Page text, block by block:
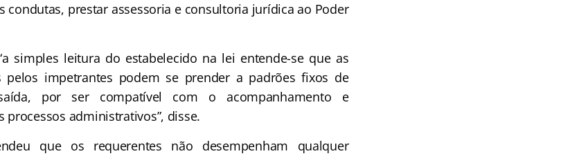
condutas, prestar assessoria e consultoria jurídica ao Poder
simples leitura do estabelecido na lei entende-se que as
pelos impetrantes podem se prender a padrões fixos de
por ser compatível com o acompanhamento e
administrativos”, disse.
que os requerentes não desempenham qualquer